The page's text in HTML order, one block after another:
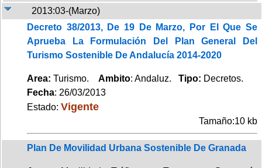
2013:03-(Marzo)
Decreto 38/2013, De 19 De Marzo, Por El Que Se
Aprueba La Formulación Del Plan General Del
Turismo Sostenible De Andalucía 2014-2020
Area: Turismo. Ambito: Andaluz. Tipo: Decretos.
Fecha: 26/03/2013
Estado: Vigente
Tamaño:10 kb
Plan De Movilidad Urbana Sostenible De Granada